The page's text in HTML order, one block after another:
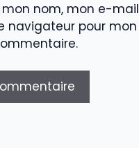
mon nom, mon e-
navigateur pour mon